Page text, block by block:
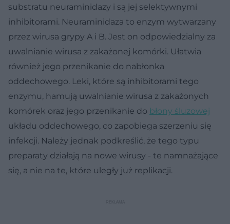
substratu neuraminidazy i są jej selektywnymi
inhibitorami. Neuraminidaza to enzym wytwarzany
przez wirusa grypy A i B. Jest on odpowiedzialny za
uwalnianie wirusa z zakażonej komórki. Ułatwia
również jego przenikanie do nabłonka
oddechowego. Leki, które są inhibitorami tego
enzymu, hamują uwalnianie wirusa z zakażonych
komórek oraz jego przenikanie do błony śluzowej
układu oddechowego, co zapobiega szerzeniu się
infekcji. Należy jednak podkreślić, że tego typu
preparaty działają na nowe wirusy - te namnażające
się, a nie na te, które uległy już replikacji.